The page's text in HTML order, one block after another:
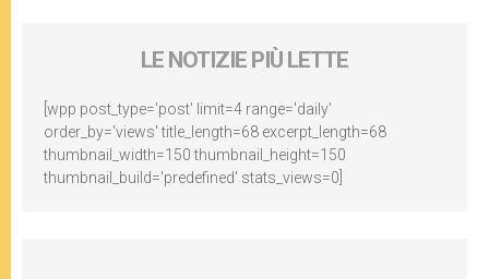
LE NOTIZIE PIÙ LETTE
[wpp post_type='post' limit=4 range='daily'
order_by='views' title_length=68 excerpt_length=68
thumbnail_width=150 thumbnail_height=150
thumbnail_build='predefined' stats_views=0]